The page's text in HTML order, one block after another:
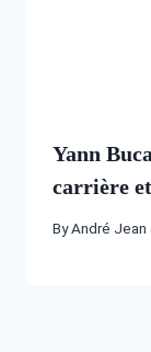
Yann
carrière
ByAndré Jean